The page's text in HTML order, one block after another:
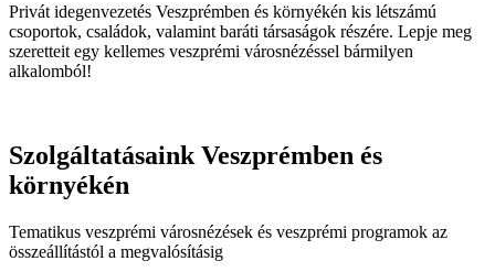
Privát idegenvezetés Veszprémben és környékén kis létszámú
csoportok, családok, valamint baráti társaságok részére. Lepje meg
szeretteit egy kellemes veszprémi városnézéssel bármilyen
alkalomból!
Szolgáltatásaink Veszprémben és
környékén
Tematikus veszprémi városnézések és veszprémi programok az
összeállítástól a megvalósításig